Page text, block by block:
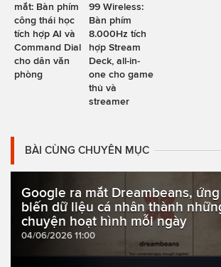
mắt: Bàn phím
công thái học
tích hợp AI và
Command Dial
cho dân văn
phòng
99 Wireless:
Bàn phím
8.000Hz tích
hợp Stream
Deck, all-in-
one cho game
thủ và
streamer
BÀI CÙNG CHUYÊN MỤC
Google ra mắt Dreambeans,
biến dữ liệu cá nhân thành
chuyện hoạt hình mỗi ngày
04/06/2026 11:00